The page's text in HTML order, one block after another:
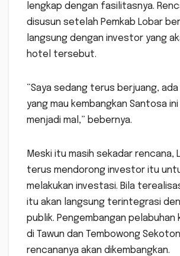
lengkap dengan fasilitasnya.
disusun setelah Pemkab Lobar
langsung dengan investor yang
hotel tersebut.
“Saya sedang terus berjuang,
yang mau kembangkan Santosa
menjadi mal,” bebernya.
Meski itu masih sekadar rencana,
terus mendorong investor itu
melakukan investasi. Bila
itu akan langsung terintegrasi
publik. Pengembangan
di Tawun dan Tembowong
rencananya akan dikembangkan.